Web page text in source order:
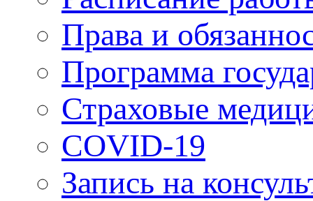
Права и
Программа
Страховые
COVID-19
Запись на